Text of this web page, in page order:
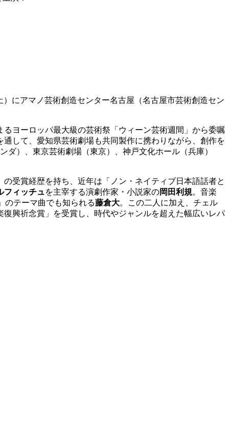
）にアマノ芸術創造センター名古屋（名古屋市芸術創造セン
ヨーロッパ最大級の芸術祭「ウィーン芸術週間」から委嘱
して、愛知県芸術劇場も共同製作に携わりながら、創作を
）、東京芸術劇場（東京）、神戸文化ホール（兵庫）
受賞経歴を持ち、近年は「ノン・ネイティブ日本語話者と
フィッチュを主宰する演劇作家・小説家の岡田利規。音楽
のテーマ曲でも知られる藤倉大。この二人に加え、チェル
興祈念賞」を受賞し、時代やジャンルを超えた幅広いレパ